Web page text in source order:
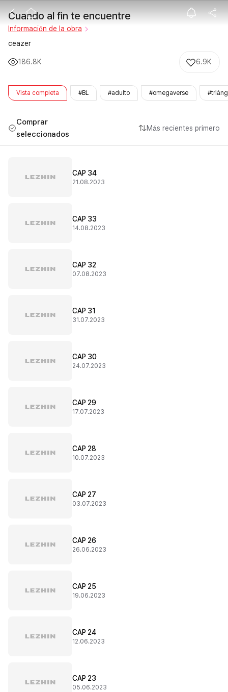
Cuando al fin
Cuando al fin te encuentre
Información de la obra
ceazer
186.8K 6.9K
Vista completa #BL #adulto #omegaverse
Comprar
seleccionados
Más recientes primero
CAP 34
21.08.2023
CAP 33
14.08.2023
CAP 32
07.08.2023
CAP 31
31.07.2023
CAP 30
24.07.2023
CAP 29
17.07.2023
CAP 28
10.07.2023
CAP 27
03.07.2023
CAP 26
26.06.2023
CAP 25
19.06.2023
CAP 24
12.06.2023
CAP 23
05.06.2023